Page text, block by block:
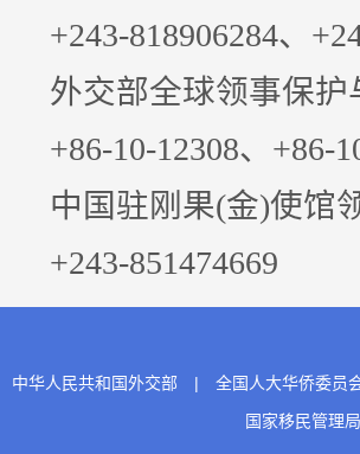
+243-818906284、
外交部全球领事保护
+86-10-12308、+86-
中国驻刚果(金)使馆
+243-851474669
中华人民共和国外交部 |
全国人大华侨委员
国家移民管理局